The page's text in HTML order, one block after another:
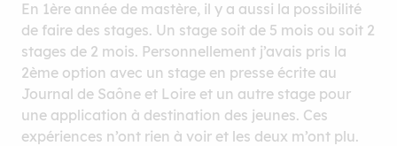
En 1ère année de mastère, il y a aussi la possibilité
de faire des stages. Un stage soit de 5 mois ou soit 2
stages de 2 mois. Personnellement j’avais pris la
2ème option avec un stage en presse écrite au
Journal de Saône et Loire et un autre stage pour
une application à destination des jeunes. Ces
expériences n’ont rien à voir et les deux m’ont plu.